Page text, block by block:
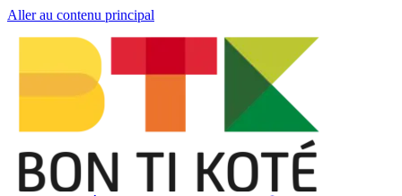
Aller au contenu principal